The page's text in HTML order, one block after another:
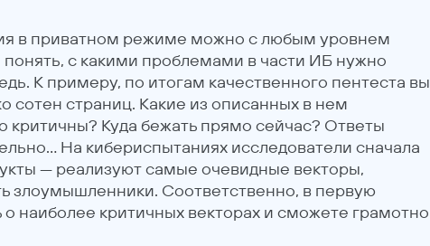
в приватном режиме можно с любым уровнем
с какими проблемами в части ИБ нужно
К примеру, по итогам качественного пентеста вы
сотен страниц. Какие из описанных в нем
критичны? Куда бежать прямо сейчас? Ответы
На кибериспытаниях исследователи сначала
— реализуют самые очевидные векторы,
злоумышленники. Соответственно, в первую
о наиболее критичных векторах и сможете грамотно